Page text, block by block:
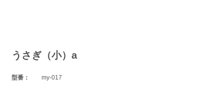
うさぎ（小）a
型番： my-017